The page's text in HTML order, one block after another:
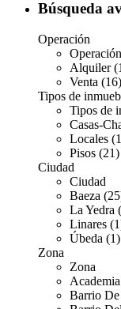
Búsqueda
Operación
Operación
Alquiler
Venta (16)
Tipos de
Tipos de
Casas-
Locales
Pisos (21)
Ciudad
Ciudad
Baeza
La Yedra
Linares
Úbeda (1)
Zona
Zona
Barrio